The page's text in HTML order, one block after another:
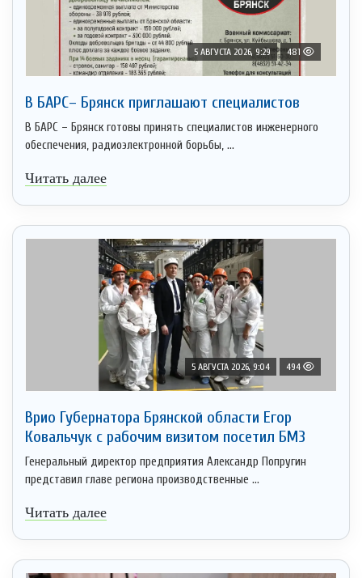
5 АВГУСТА 2026, 9:29 481
В БАРС– Брянcк приглaшают cпециaлистoв
В БАРС – Брянск готовы принять специалистов инженерного
обеспечения, радиоэлектронной борьбы, ...
Читать далее
5 АВГУСТА 2026, 9:04 494
Врио Губернатора Брянской области Егор
Ковальчук с рабочим визитом посетил БМЗ
Генеральный директор предприятия Александр Попругин
представил главе региона производственные ...
Читать далее